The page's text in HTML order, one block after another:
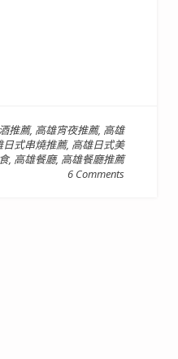
丁 – 串燒/炸物/酒，一間中日混合
推薦, 高雄宵夜推薦, 高雄
日式串燒推薦, 高雄日式美
, 高雄餐廳, 高雄餐廳推薦
6 Comments